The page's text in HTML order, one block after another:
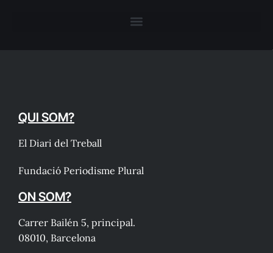
QUI SOM?
El Diari del Treball
Fundació Periodisme Plural
ON SOM?
Carrer Bailén 5, principal.
08010, Barcelona